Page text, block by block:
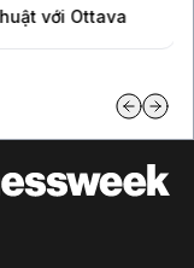
với Ottava